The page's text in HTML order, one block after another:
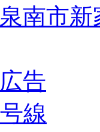
南市
告
線